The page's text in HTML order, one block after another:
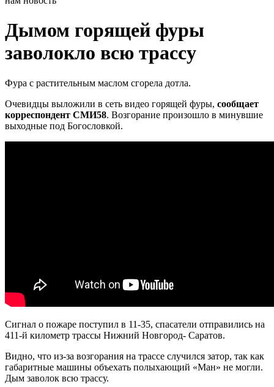
Дымом горящей фуры
заволокло всю трассу
Фура с растительным маслом сгорела дотла.
Очевидцы выложили в сеть видео горящей фуры, сообщает
корреспондент СМИ58. Возгорание произошло в минувшие
выходные под Богословкой.
Сигнал о пожаре поступил в 11-35, спасатели отправились на
411-й километр трассы Нижний Новгород- Саратов.
Видно, что из-за возгорания на трассе случился затор, так как
габаритные машины объехать полыхающий «Ман» не могли.
Дым заволок всю трассу.